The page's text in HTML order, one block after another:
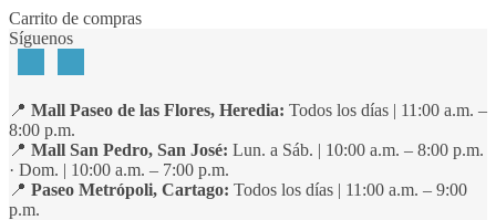
Skip
to
Skip
to
Carrito de compras
Síguenos
📍 Mall Paseo de las Flores, Heredia: Todos los días | 11:00 a.m. –
8:00 p.m.
📍 Mall San Pedro, San José: Lun. a Sáb. | 10:00 a.m. – 8:00 p.m.
· Dom. | 10:00 a.m. – 7:00 p.m.
📍 Paseo Metrópoli, Cartago: Todos los días | 11:00 a.m. – 9:00
p.m.